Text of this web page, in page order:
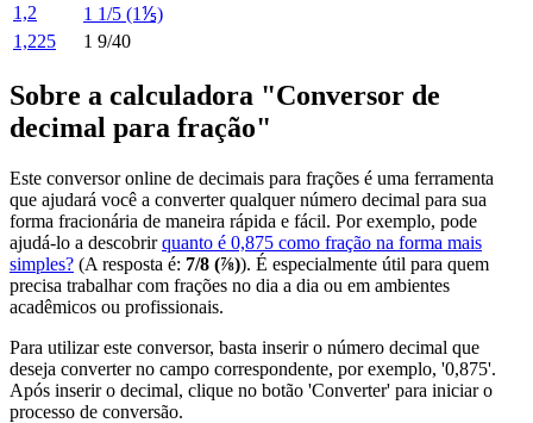
1,2
1 1/5 (1⅕)
1,225
1 9/40
Sobre a calculadora "Conversor de
decimal para fração"
Este conversor online de decimais para frações é uma ferramenta
que ajudará você a converter qualquer número decimal para sua
forma fracionária de maneira rápida e fácil. Por exemplo, pode
ajudá-lo a descobrirquanto é 0,875 como fração na forma mais
simples? (A resposta é: 7/8 (⅞)). É especialmente útil para quem
precisa trabalhar com frações no dia a dia ou em ambientes
acadêmicos ou profissionais.
Para utilizar este conversor, basta inserir o número decimal que
deseja converter no campo correspondente, por exemplo, '0,875'.
Após inserir o decimal, clique no botão 'Converter' para iniciar o
processo de conversão.